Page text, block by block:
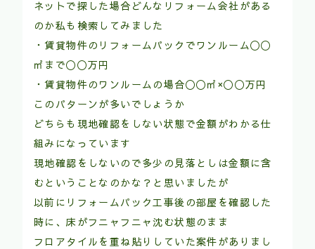
ネットで探した場合どんなリフォーム会社がある
のか私も検索してみました
・賃貸物件のリフォームパックでワンルーム〇〇
㎡まで〇〇万円
・賃貸物件のワンルームの場合〇〇㎡×〇〇万円
このパターンが多いでしょうか
どちらも現地確認をしない状態で金額がわかる仕
組みになっています
現地確認をしないので多少の見落としは金額に含
むということなのかな？と思いましたが
以前にリフォームパック工事後の部屋を確認した
時に、床がフニャフニャ沈む状態のまま
フロアタイルを重ね貼りしていた案件がありまし